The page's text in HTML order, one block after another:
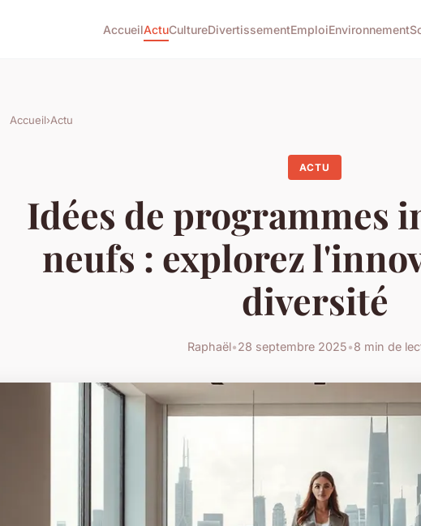
AccueilActuCultureDivertissementEmploiEnvironnement
Accueil›Actu
ACTU
Idées de programmes
neufs : explorez
diversité
Raphaël•28 septembre 2025•8 min de